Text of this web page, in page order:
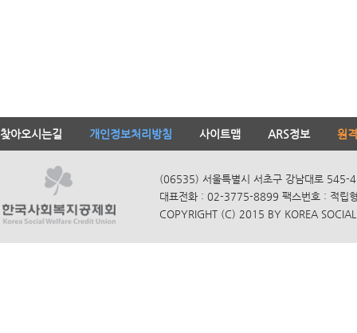
찾아오시는길 개인정보처리방침 사이트맵 ARS정보 원
(06535) 서울특별시 서초구 강남대로 545-
대표전화 : 02-3775-8899 팩스번호 : 적립
COPYRIGHT (C) 2015 BY KOREA SOCIAL